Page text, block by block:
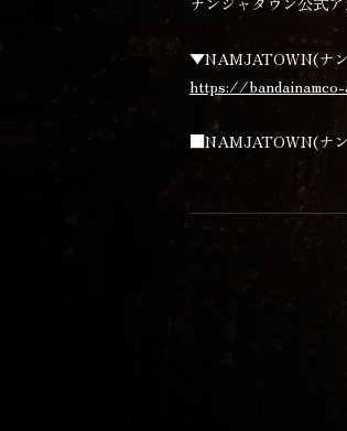
▼NAMJATOWN(ナ
https://
■NAMJATOWN(ナン